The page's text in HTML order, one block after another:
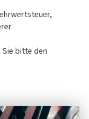
bitte den